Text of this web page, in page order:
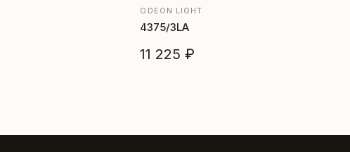
ODEON LIGHT
4375/3LA
11 225 ₽